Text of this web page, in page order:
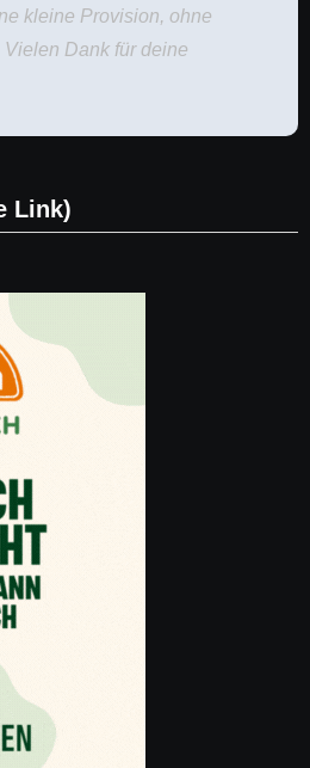
kleine Provision, ohne
Dank für deine
Link)